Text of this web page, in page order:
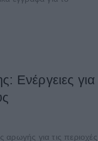
Ενέργειες για
αρωγής για τις περιοχές